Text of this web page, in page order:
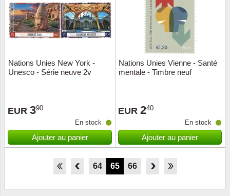
Nations Unies New York -
Unesco - Série neuve 2v
EUR 390
En stock
Ajouter au panier
Nations Unies Vienne - Santé
mentale - Timbre neuf
EUR 240
En stock
Ajouter au panier
62 63 64 65 66 67 68